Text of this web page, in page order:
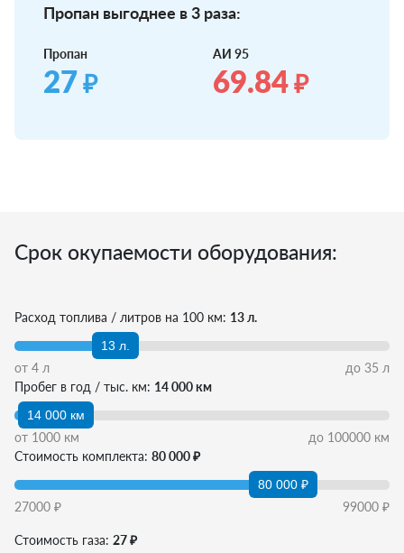
Пропан выгоднее в 3 раза:
Пропан
27₽
АИ 95
69.84₽
Срок окупаемости оборудования:
Расход топлива / литров на 100 км: 13 л.
13 л.
от 4 л до 35 л
Пробег в год / тыс. км: 14 000 км
14 000 км
от 1000 км до 100000 км
Стоимость комплекта: 80 000 ₽
80 000 ₽
27000 ₽ 99000 ₽
Стоимость газа: 27 ₽